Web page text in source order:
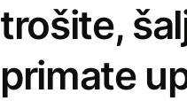
trošite,
primate